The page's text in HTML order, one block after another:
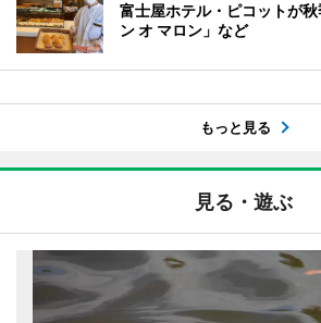
富士屋ホテル・ピコットが
ン オ マロン」など
もっと見る
見る・遊ぶ